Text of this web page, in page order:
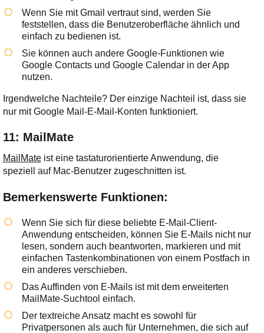
Wenn Sie mit Gmail vertraut sind, werden Sie
feststellen, dass die Benutzeroberfläche ähnlich und
einfach zu bedienen ist.
Sie können auch andere Google-Funktionen wie
Google Contacts und Google Calendar in der App
nutzen.
Irgendwelche Nachteile? Der einzige Nachteil ist, dass sie
nur mit Google Mail-E-Mail-Konten funktioniert.
11: MailMate
MailMateist eine tastaturorientierte Anwendung, die
speziell auf Mac-Benutzer zugeschnitten ist.
Bemerkenswerte Funktionen:
Wenn Sie sich für diese beliebte E-Mail-Client-
Anwendung entscheiden, können Sie E-Mails nicht nur
lesen, sondern auch beantworten, markieren und mit
einfachen Tastenkombinationen von einem Postfach in
ein anderes verschieben.
Das Auffinden von E-Mails ist mit dem erweiterten
MailMate-Suchtool einfach.
Der textreiche Ansatz macht es sowohl für
Privatpersonen als auch für Unternehmen, die sich auf